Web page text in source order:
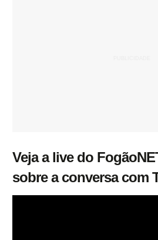
Veja a live do
sobre a conversa com